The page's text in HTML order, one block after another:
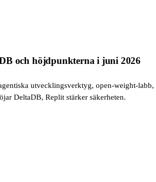
och höjdpunkterna i juni 2026
utvecklingsverktyg, open-weight-labb,
DeltaDB, Replit stärker säkerheten.